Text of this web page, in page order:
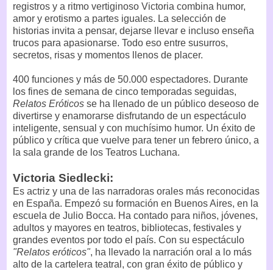
registros y a ritmo vertiginoso Victoria combina humor,
amor y erotismo a partes iguales. La selección de
historias invita a pensar, dejarse llevar e incluso enseña
trucos para apasionarse. Todo eso entre susurros,
secretos, risas y momentos llenos de placer.
400 funciones y más de 50.000 espectadores. Durante
los fines de semana de cinco temporadas seguidas,
Relatos Eróticos se ha llenado de un público deseoso de
divertirse y enamorarse disfrutando de un espectáculo
inteligente, sensual y con muchísimo humor. Un éxito de
público y crítica que vuelve para tener un febrero único, a
la sala grande de los Teatros Luchana.
Victoria Siedlecki:
Es actriz y una de las narradoras orales más reconocidas
en España. Empezó su formación en Buenos Aires, en la
escuela de Julio Bocca. Ha contado para niños, jóvenes,
adultos y mayores en teatros, bibliotecas, festivales y
grandes eventos por todo el país. Con su espectáculo
"Relatos eróticos", ha llevado la narración oral a lo más
alto de la cartelera teatral, con gran éxito de público y